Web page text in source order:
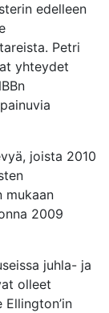
edelleen
Petri
yhteydet
joista 2010
mukaan
2009
juhla- ja
olleet